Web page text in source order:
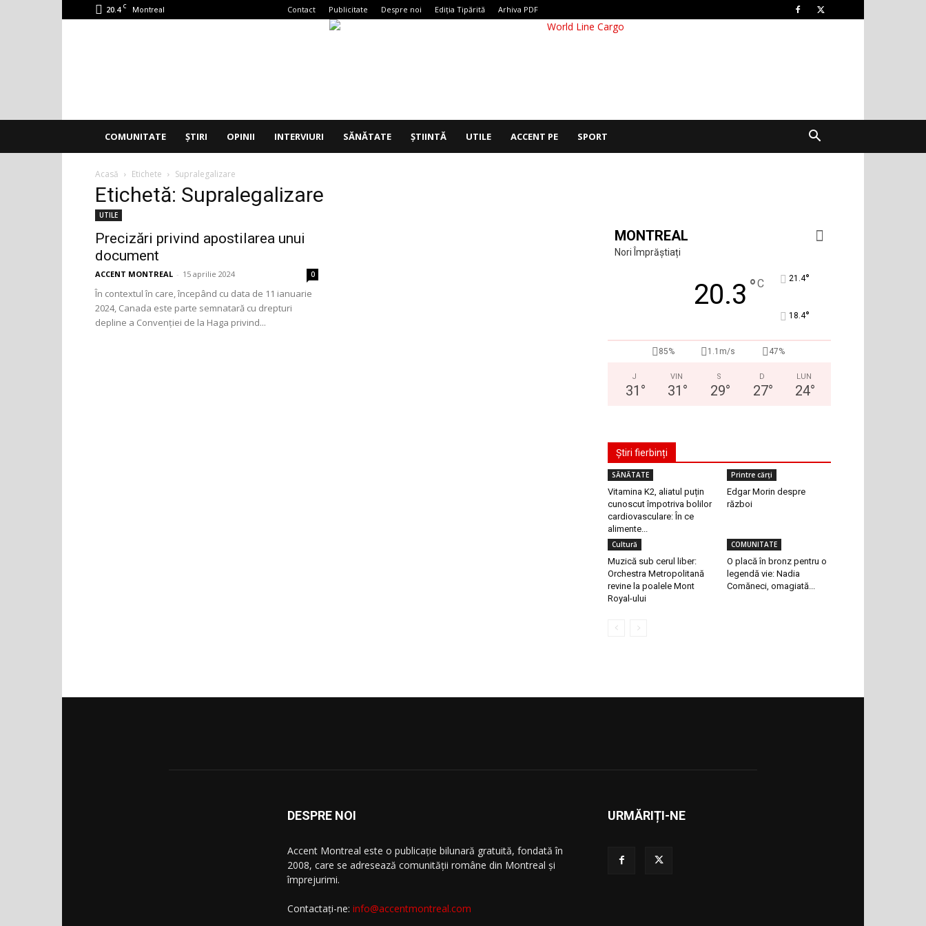
20.4 C Montreal Contact Publicitate Despre noi Ediția Tipărită Arhiva PDF
COMUNITATE ȘTIRI OPINII INTERVIURI SĂNĂTATE ȘTIINTĂ UTILE ACCENT PE SPORT
Acasă Etichete Supralegalizare
Etichetă: Supralegalizare
UTILE
Precizări privind apostilarea unui
document
ACCENT MONTREAL - 15 aprilie 2024 0
În contextul în care, începând cu data de 11 ianuarie
2024, Canada este parte semnatară cu drepturi
depline a Convenției de la Haga privind...
MONTREAL
Nori Împrăștiați
20.3 °C 21.4°
18.4°
85% 1.1m/s 47%
J
31 °
VIN
31 °
S
29°
D
27°
LUN
24°
Știri fierbinți
SĂNĂTATE
Vitamina K2, aliatul puțin
cunoscut împotriva bolilor
cardiovasculare: În ce
alimente...
Printre cărți
Edgar Morin despre
război
Cultură
Muzică sub cerul liber:
Orchestra Metropolitană
revine la poalele Mont
Royal-ului
COMUNITATE
O placă în bronz pentru o
legendă vie: Nadia
Comăneci, omagiată...
DESPRE NOI
Accent Montreal este o publicație bilunară gratuită, fondată în
2008, care se adresează comunităţii române din Montreal şi
împrejurimi.
Contactați-ne: info@accentmontreal.com
URMĂRIȚI-NE